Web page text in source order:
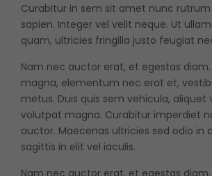
Curabitur in sem sit amet nunc
sapien. Integer vel velit neque. Ut
quam, ultricies fringilla justo feugiat
Nam nec auctor erat, et egestas diam.
magna, elementum nec erat et,
metus. Duis quis sem vehicula, aliquet
volutpat magna. Curabitur imperdiet
auctor. Maecenas ultricies sed odio in
sagittis in elit vel iaculis.
Nam nec auctor erat, et egestas diam.